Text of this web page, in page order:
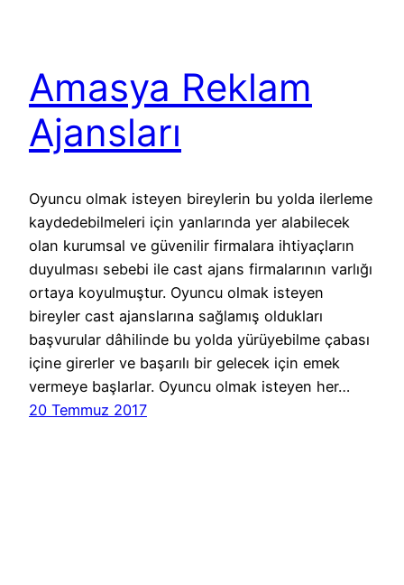
Amasya Reklam
Ajansları
Oyuncu olmak isteyen bireylerin bu yolda ilerleme
kaydedebilmeleri için yanlarında yer alabilecek
olan kurumsal ve güvenilir firmalara ihtiyaçların
duyulması sebebi ile cast ajans firmalarının varlığı
ortaya koyulmuştur. Oyuncu olmak isteyen
bireyler cast ajanslarına sağlamış oldukları
başvurular dâhilinde bu yolda yürüyebilme çabası
içine girerler ve başarılı bir gelecek için emek
vermeye başlarlar. Oyuncu olmak isteyen her…
20 Temmuz 2017